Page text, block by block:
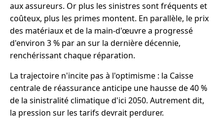
aux assureurs. Or plus les sinistres sont fréquents et
coûteux, plus les primes montent. En parallèle, le prix
des matériaux et de la main-d'œuvre a progressé
d'environ 3 % par an sur la dernière décennie,
renchérissant chaque réparation.
La trajectoire n'incite pas à l'optimisme : la Caisse
centrale de réassurance anticipe une hausse de 40 %
de la sinistralité climatique d'ici 2050. Autrement dit,
la pression sur les tarifs devrait perdurer.